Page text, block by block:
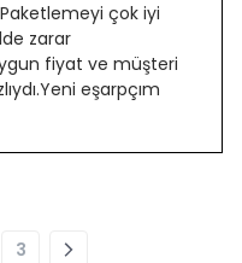
çok iyi
zarar
fiyat ve müşteri
eşarpçım
3